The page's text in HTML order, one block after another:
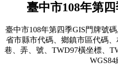
臺中市108年第
臺中市108年第四季GIS門牌號
省市縣市代碼、鄉鎮市區代碼、
巷、弄、號、TWD97橫坐標、
WGS84